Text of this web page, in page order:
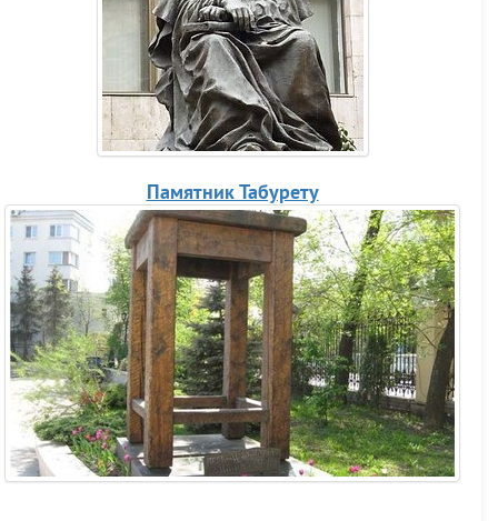
Памятник Табурету